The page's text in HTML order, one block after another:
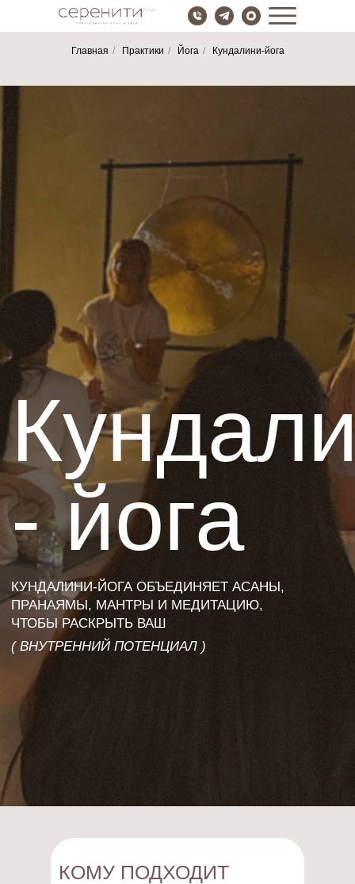
Главная / Практики / Йога / Кундалини-йога
КУНДАЛИНИ‑ЙОГА ОБЪЕДИНЯЕТ АСАНЫ,
ПРАНАЯМЫ, МАНТРЫ И МЕДИТАЦИЮ,
ЧТОБЫ РАСКРЫТЬ ВАШ
Кундалини
- йога
( ВНУТРЕННИЙ ПОТЕНЦИАЛ )
КОМУ ПОДХОДИТ